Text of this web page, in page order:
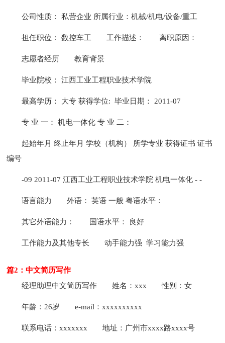
公司性质： 私营企业 所属行业：机械/机电/设备/重工
担任职位： 数控车工 工作描述： 离职原因：
志愿者经历 教育背景
毕业院校： 江西工业工程职业技术学院
最高学历： 大专 获得学位: 毕业日期： 2011-07
专 业 一： 机电一体化 专 业 二：
起始年月 终止年月 学校（机构） 所学专业 获得证书 证书
编号
-09 2011-07 江西工业工程职业技术学院 机电一体化 - -
语言能力 外语： 英语 一般 粤语水平：
其它外语能力： 国语水平： 良好
工作能力及其他专长 动手能力强 学习能力强
篇2：中文简历写作
经理助理中文简历写作
姓名：xxx 性别：女
年龄：26岁 e-mail：xxxxxxxxxx
联系电话：xxxxxxx 地址：广州市xxxx路xxxx号